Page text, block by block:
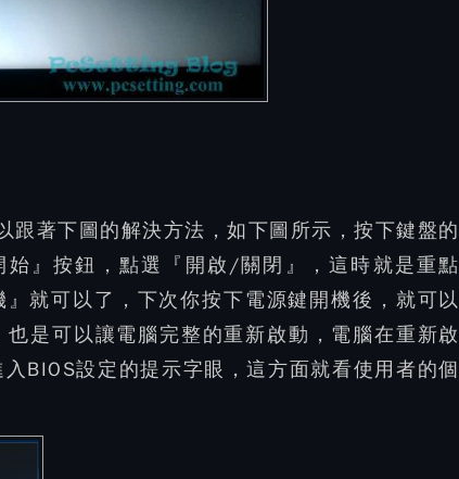
著下圖的解決方法，如下圖所示，按下鍵盤的
始』按鈕，點選『開啟/關閉』，這時就是重點
就可以了，下次你按下電源鍵開機後，就可以
是可以讓電腦完整的重新啟動，電腦在重新啟
BIOS設定的提示字眼，這方面就看使用者的個